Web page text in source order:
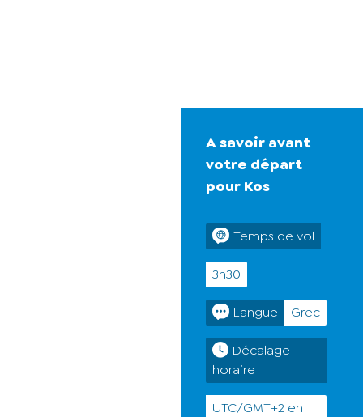
A savoir avant
votre départ
pour Kos
Temps de vol
3h30
Langue Grec
Décalage
horaire
UTC/GMT+2 en